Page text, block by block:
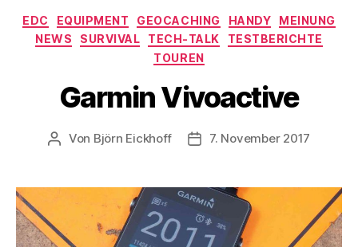
Kategorien
EDC EQUIPMENT GEOCACHING HANDY
MEINUNG
NEWS
SURVIVAL TECH-TALK
TESTBERICHTE
TOUREN
Garmin Vivoactive
Beitragsautor
Von Björn Eickhoff Veröffentlichungsdatum
7. November 2017